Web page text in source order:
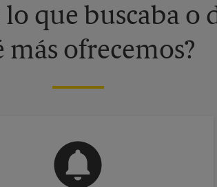
que buscaba o
más ofrecemos?